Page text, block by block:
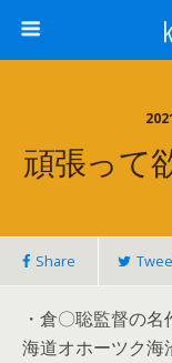
頑張って
Share
・倉〇聡監督の
海道オホーツク海